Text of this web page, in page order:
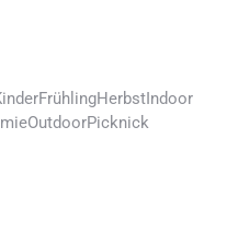
FrühlingHerbstIndoor
OutdoorPicknick